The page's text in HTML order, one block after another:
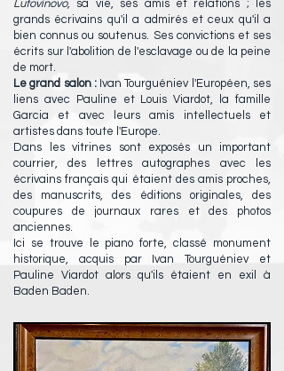
Lutovinovo, sa vie, ses amis et relations ; les
grands écrivains qu'il a admirés et ceux qu'il a
bien connus ou soutenus. Ses convictions et ses
écrits sur l'abolition de l'esclavage ou de la peine
de mort.
Le grand salon :Ivan Tourguéniev l'Européen, ses
liens avec Pauline et Louis Viardot, la famille
Garcia et avec leurs amis intellectuels et
artistes dans toute l'Europe.
Dans les vitrines sont exposés un important
courrier, des lettres autographes avec les
écrivains français qui étaient des amis proches,
des manuscrits, des éditions originales, des
coupures de journaux rares et des photos
anciennes.
Ici se trouve le piano forte, classé monument
historique, acquis par Ivan Tourguéniev et
Pauline Viardot alors qu'ils étaient en exil à
Baden Baden.